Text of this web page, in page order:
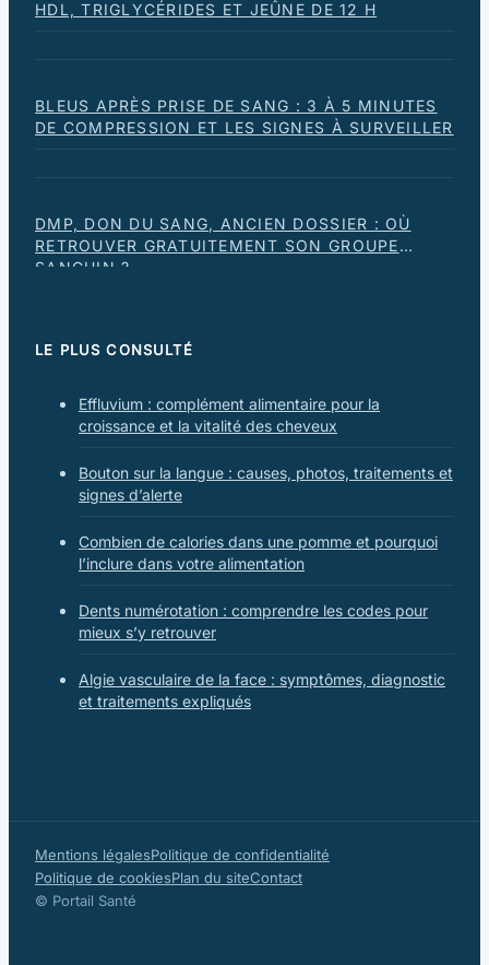
HDL, TRIGLYCÉRIDES ET JEÛNE DE 12 H
BLEUS APRÈS PRISE DE SANG : 3 À 5 MINUTES
DE COMPRESSION ET LES SIGNES À SURVEILLER
DMP, DON DU SANG, ANCIEN DOSSIER : OÙ
RETROUVER GRATUITEMENT SON GROUPE
SANGUIN ?
LE PLUS CONSULTÉ
Effluvium : complément alimentaire pour la
croissance et la vitalité des cheveux
Bouton sur la langue : causes, photos, traitements et
signes d’alerte
Combien de calories dans une pomme et pourquoi
l’inclure dans votre alimentation
Dents numérotation : comprendre les codes pour
mieux s’y retrouver
Algie vasculaire de la face : symptômes, diagnostic
et traitements expliqués
Mentions légalesPolitique de confidentialité
Politique de cookiesPlan du siteContact
© Portail Santé